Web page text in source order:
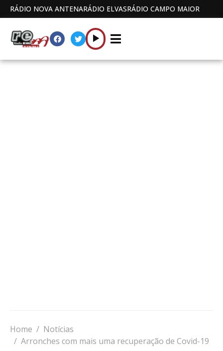
RÁDIO NOVA ANTENARÁDIO ELVASRÁDIO CAMPO MAIOR
Home
Notícias
Arronches com mais uma recuperação de Covid-19